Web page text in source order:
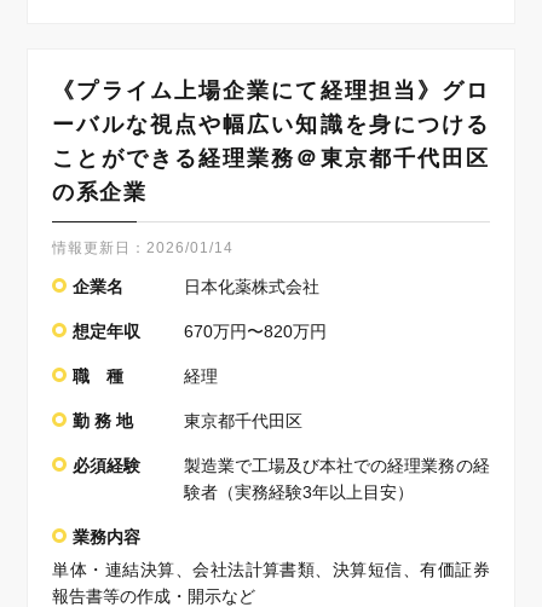
《プライム上場企業にて経理担当》グロ
ーバルな視点や幅広い知識を身につける
ことができる経理業務＠東京都千代田区
の系企業
情報更新日：2026/01/14
企業名 日本化薬株式会社
想定年収 670万円〜820万円
職 種 経理
勤 務 地 東京都千代田区
必須経験
製造業で工場及び本社での経理業務の経
験者（実務経験3年以上目安）
業務内容
単体・連結決算、会社法計算書類、決算短信、有価証券
報告書等の作成・開示など